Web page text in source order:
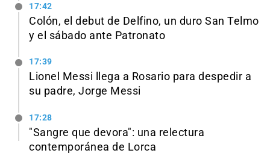
17:42
Colón, el debut de Delfino, un duro San Telmo
y el sábado ante Patronato
17:39
Lionel Messi llega a Rosario para despedir a
su padre, Jorge Messi
17:28
"Sangre que devora": una relectura
contemporánea de Lorca